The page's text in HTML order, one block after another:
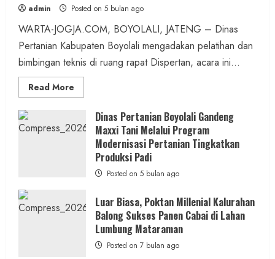
admin Posted on 5 bulan ago
WARTA-JOGJA.COM, BOYOLALI, JATENG – Dinas
Pertanian Kabupaten Boyolali mengadakan pelatihan dan
bimbingan teknis di ruang rapat Dispertan, acara ini...
Read More
more
Dinas
Pertanian
Boyolali
Gelar
Pelatihan
Budidaya
Singkong
Wujudkan
Ketahanan
Kesejahteraan
Petani
Dinas Pertanian Boyolali Gandeng
Maxxi Tani Melalui Program
Modernisasi Pertanian Tingkatkan
Produksi Padi
Posted on 5 bulan ago
Luar Biasa, Poktan Millenial Kalurahan
Balong Sukses Panen Cabai di Lahan
Lumbung Mataraman
Posted on 7 bulan ago